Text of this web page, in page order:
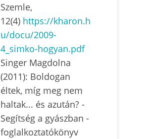
Szemle,
12(4) https://kharon.h
u/docu/2009-
4_simko-hogyan.pdf
Singer Magdolna
(2011): Boldogan
éltek, míg meg nem
haltak... és azután? -
Segítség a gyászban -
foglalkoztatókönyv